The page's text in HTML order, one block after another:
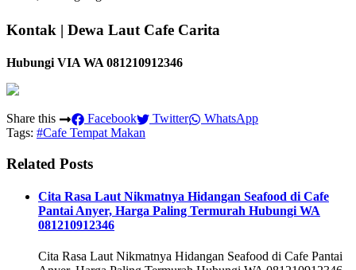
Kontak | Dewa Laut Cafe Carita
Hubungi VIA WA 081210912346
Share this Facebook Twitter
WhatsApp
Tags: #Cafe Tempat Makan
Related Posts
Cita Rasa Laut Nikmatnya Hidangan Seafood di Cafe
Pantai Anyer, Harga Paling Termurah Hubungi WA
081210912346
Cita Rasa Laut Nikmatnya Hidangan Seafood di Cafe Pantai